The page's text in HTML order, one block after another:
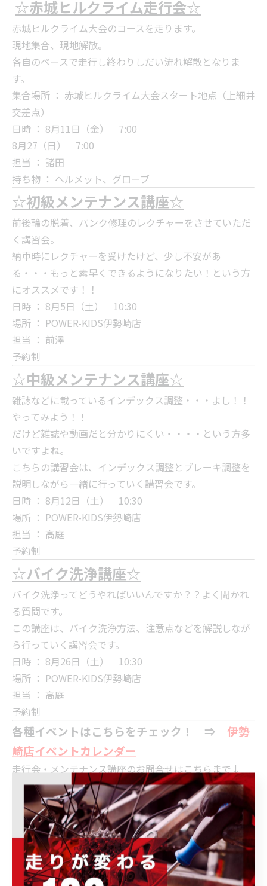
☆赤城ヒルクライム走行会☆
赤城ヒルクライム大会のコースを走ります。
現地集合、現地解散。
各自のペースで走行し終わりしだい流れ解散となりま
す。
集合場所 ： 赤城ヒルクライム大会スタート地点（上細井
交差点）
日時 ： 8月11日（金） 7:00
8月27（日） 7:00
担当 ： 諸田
持ち物 ： ヘルメット、グローブ
☆初級メンテナンス講座☆
前後輪の脱着、パンク修理のレクチャーをさせていただ
く講習会。
納車時にレクチャーを受けたけど、少し不安があ
る・・・もっと素早くできるようになりたい！という方
にオススメです！！
日時 ： 8月5日（土） 10:30
場所 ： POWER-KIDS伊勢崎店
担当 ： 前澤
予約制
☆中級メンテナンス講座☆
雑誌などに載っているインデックス調整・・・よし！！
やってみよう！！
だけど雑誌や動画だと分かりにくい・・・・という方多
いですよね。
こちらの講習会は、インデックス調整とブレーキ調整を
説明しながら一緒に行っていく講習会です。
日時 ： 8月12日（土） 10:30
場所 ： POWER-KIDS伊勢崎店
担当 ： 高庭
予約制
☆バイク洗浄講座☆
バイク洗浄ってどうやればいいんですか？？よく聞かれ
る質問です。
この講座は、バイク洗浄方法、注意点などを解説しなが
ら行っていく講習会です。
日時 ： 8月26日（土） 10:30
場所 ： POWER-KIDS伊勢崎店
担当 ： 高庭
予約制
各種イベントはこちらをチェック！ ⇒ 伊勢
崎店イベントカレンダー
走行会・メンテナンス講座のお問合せはこちらまで↓
POWER-KIDS伊勢崎店 TEL 0270-23-9080
皆さまのご参加お待ちしいております(*´ω｀*)
--------------------------------------------------------------------